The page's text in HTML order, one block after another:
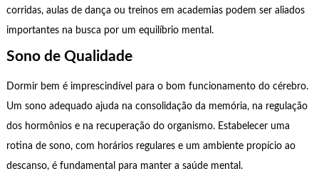
corridas, aulas de dança ou treinos em academias podem ser aliados
importantes na busca por um equilíbrio mental.
Sono de Qualidade
Dormir bem é imprescindível para o bom funcionamento do cérebro.
Um sono adequado ajuda na consolidação da memória, na regulação
dos hormônios e na recuperação do organismo. Estabelecer uma
rotina de sono, com horários regulares e um ambiente propício ao
descanso, é fundamental para manter a saúde mental.